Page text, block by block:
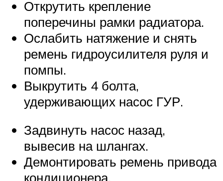
Открутить крепление
поперечины рамки радиатора.
Ослабить натяжение и снять
ремень гидроусилителя руля и
помпы.
Выкрутить 4 болта,
удерживающих насос ГУР.
Задвинуть насос назад,
вывесив на шлангах.
Демонтировать ремень привода
кондиционера.